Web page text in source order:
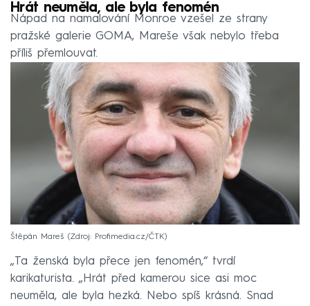
Hrát neuměla, ale byla fenomén
Nápad na namalování Monroe vzešel ze strany
pražské galerie GOMA, Mareše však nebylo třeba
příliš přemlouvat.
Štěpán Mareš Zdroj: Profimedia.cz/ČTK
„Ta ženská byla přece jen fenomén,“ tvrdí
karikaturista. „Hrát před kamerou sice asi moc
neuměla, ale byla hezká. Nebo spíš krásná. Snad